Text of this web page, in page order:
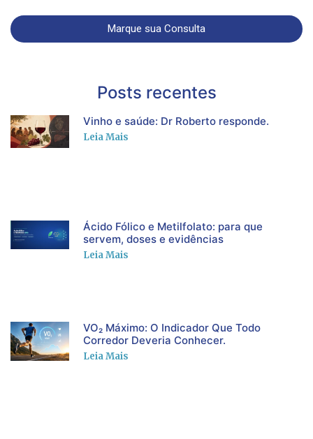
Marque sua Consulta
Posts recentes
Vinho e saúde: Dr Roberto responde.
Leia Mais
Ácido Fólico e Metilfolato: para que
servem, doses e evidências
Leia Mais
VO₂ Máximo: O Indicador Que Todo
Corredor Deveria Conhecer.
Leia Mais